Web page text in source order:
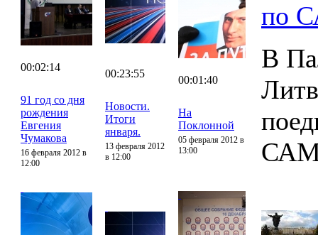
00:02:14
91 год со дня
рождения
Евгения
Чумакова
16 февраля 2012 в
12:00
00:23:55
Новости.
Итоги
января.
13 февраля 2012
в 12:00
00:01:40
На
Поклонной
05 февраля 2012 в
13:00
по
В